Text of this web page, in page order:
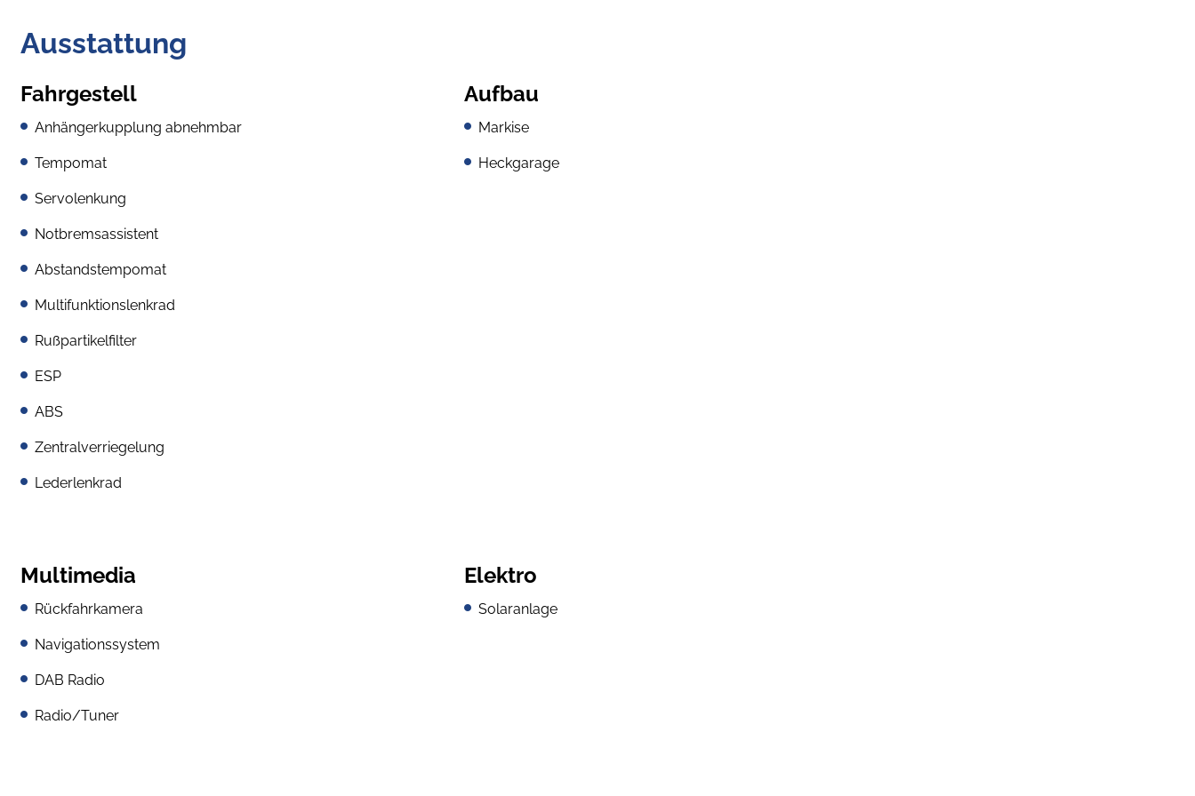
Ausstattung
Fahrgestell
Anhängerkupplung abnehmbar
Tempomat
Servolenkung
Notbremsassistent
Abstandstempomat
Multifunktionslenkrad
Rußpartikelfilter
ESP
ABS
Zentralverriegelung
Lederlenkrad
Aufbau
Markise
Heckgarage
Multimedia
Rückfahrkamera
Navigationssystem
DAB Radio
Radio/Tuner
Elektro
Solaranlage